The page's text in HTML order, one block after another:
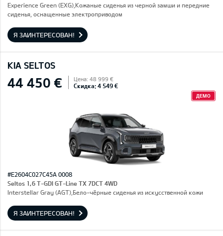
Experience Green (EXG),Кожаные сиденья из черной замши и передние
сиденья, оснащенные электроприводом
Я ЗАИНТЕРЕСОВАН!
KIA SELTOS
44 450 € Цена: 48 999 €
Скидка: 4 549 €
ДЕМО
#E2604C027C45A 0008
Seltos 1,6 T-GDI GT-Line TX 7DCT 4WD
Interstellar Gray (AGT),Бело-чёрные сиденья из искусственной кожи
Я ЗАИНТЕРЕСОВАН!